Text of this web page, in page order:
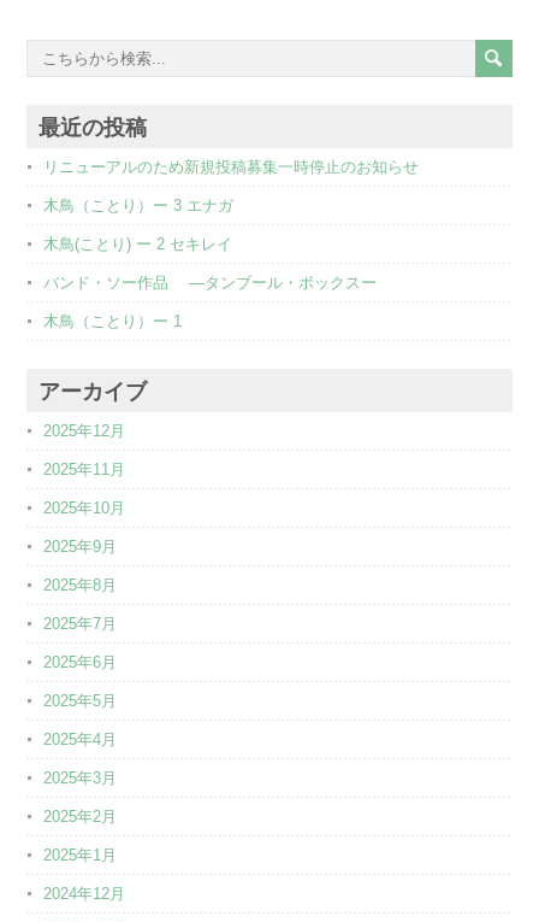
最近の投稿
リニューアルのため新規投稿募集一時停止のお知らせ
木鳥（ことり）ー 3 エナガ
木鳥(ことり) ー 2 セキレイ
バンド・ソー作品 ―タンブール・ボックスー
木鳥（ことり）ー 1
アーカイブ
2025年12月
2025年11月
2025年10月
2025年9月
2025年8月
2025年7月
2025年6月
2025年5月
2025年4月
2025年3月
2025年2月
2025年1月
2024年12月